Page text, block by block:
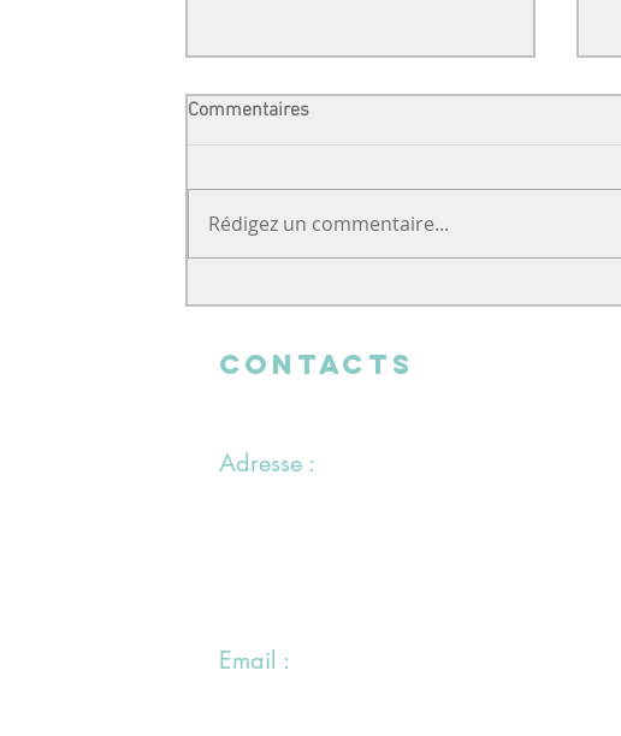
Commentaires
Rédigez un commentaire...
CONTACTS
Adresse :
Email :